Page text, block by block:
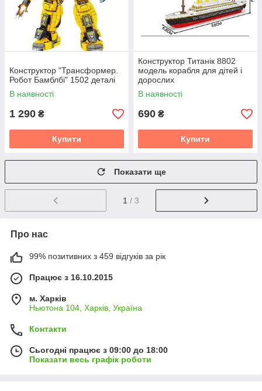
Конструктор "Трансформер.
Робот Бамблбі" 1502 деталі
В наявності
1 290 ₴
Купити
Конструктор Титанік 8802
модель корабля для дітей і
дорослих
В наявності
690 ₴
Купити
Показати ще
1 / 3
Про нас
99% позитивних з 459 відгуків за рік
Працює з 16.10.2015
м. Харків
Ньютона 104, Харків, Україна
Контакти
Сьогодні працює з 09:00 до 18:00
Показати весь графік роботи